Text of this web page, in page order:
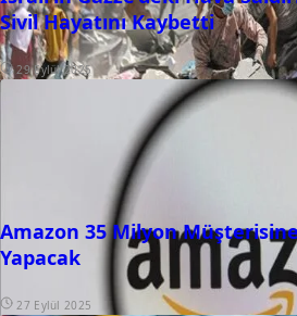
Sivil Hayatını Kaybetti
29 Eylül 2025
Amazon 35 Milyon
Yapacak
27 Eylül 2025